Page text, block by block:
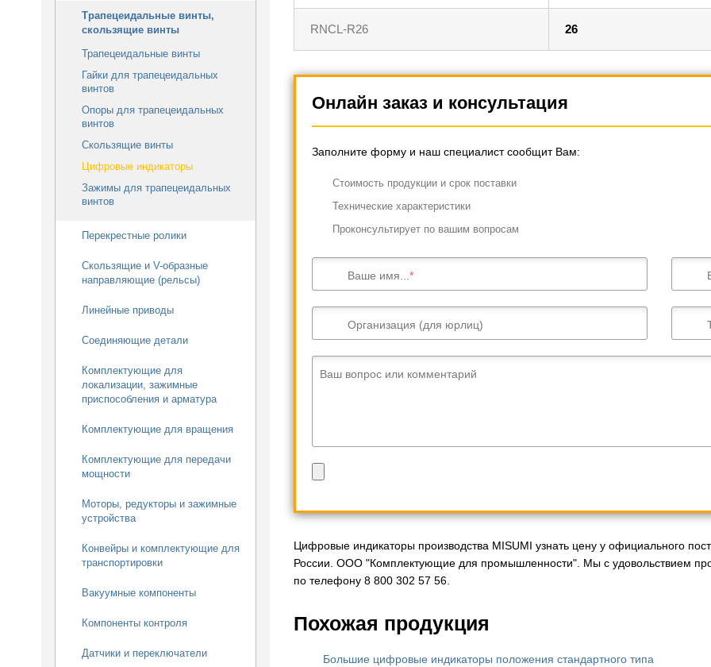
Трапецеидальные винты,
скользящие винты
Трапецеидальные винты
Гайки для трапецеидальных
винтов
Опоры для трапецеидальных
винтов
Скользящие винты
Цифровые индикаторы
Зажимы для трапецеидальных
винтов
Перекрестные ролики
Скользящие и V-образные
направляющие (рельсы)
Линейные приводы
Соединяющие детали
Комплектующие для
локализации, зажимные
приспособления и арматура
Комплектующие для вращения
Комплектующие для передачи
мощности
Моторы, редукторы и зажимные
устройства
Конвейры и комплектующие для
транспортировки
Вакуумные компоненты
Компоненты контроля
Датчики и переключатели
RNCL-R26 26
Онлайн заказ и консультация
Заполните форму и наш специалист сообщит Вам:
Cтоимость продукции и срок поставки
Технические характеристики
Проконсультирует по вашим вопросам
Ваше имя...
Организация (для юрлиц)
Ваш вопрос или комментарий
Цифровые индикаторы производства MISUMI узнать цену у официального
России. ООО "Комплектующие для промышленности". Мы с удовольствием
по телефону 8 800 302 57 56.
Похожая продукция
Большие цифровые индикаторы положения стандартного типа